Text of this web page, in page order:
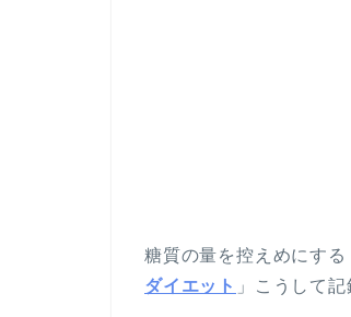
糖質の量を控えめにする
ダイエット 」こうして記